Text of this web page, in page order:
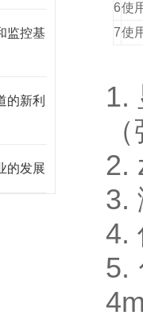
监控基
的新利
的发展
6使
7使
1.
2.
3.
4.
5.